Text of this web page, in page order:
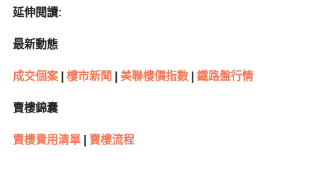
延伸閱讀:
最新動態
成交個案| 樓市新聞 美聯樓價指數| 鐵路盤行情
賣樓錦囊
賣樓費用清單| 賣樓流程